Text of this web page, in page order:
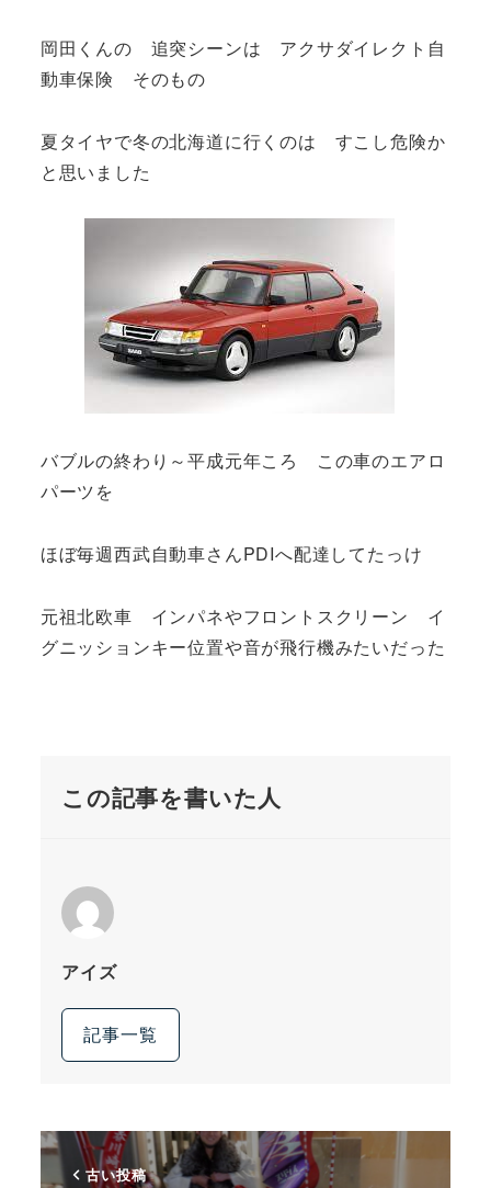
岡田くんの 追突シーンは アクサダイレクト自
動車保険 そのもの
夏タイヤで冬の北海道に行くのは すこし危険か
と思いました
バブルの終わり～平成元年ころ この車のエアロ
パーツを
ほぼ毎週西武自動車さんPDIへ配達してたっけ
元祖北欧車 インパネやフロントスクリーン イ
グニッションキー位置や音が飛行機みたいだった
この記事を書いた人
アイズ
記事一覧
古い投稿